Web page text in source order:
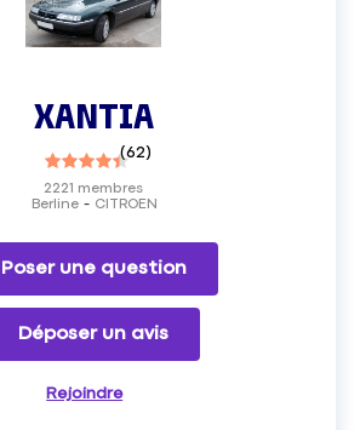
XANTIA
(62)
Berline CITROEN
2221 membres
Poser une question
Déposer un avis
Rejoindre